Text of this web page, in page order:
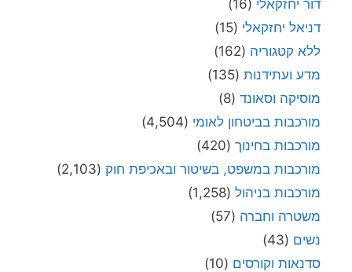
דור יחזקאלי (16)
דניאל יחזקאלי (15)
ללא קטגוריה (162)
מדע ועתידנות (135)
מוסיקה וסאונד (8)
מורכבות בביטחון לאומי (4,504)
מורכבות בחינוך (420)
מורכבות במשפט, בשיטור ובאכיפת חוק (2,103)
מורכבות בניהול (1,258)
משטרה וחברה (57)
נשים (43)
סדנאות וקורסים (10)